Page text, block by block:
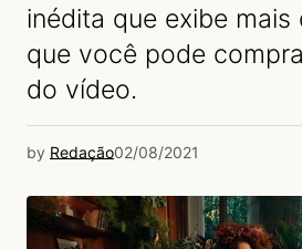
inédita que exibe
que você pode
do vídeo.
by Redação02/08/2021